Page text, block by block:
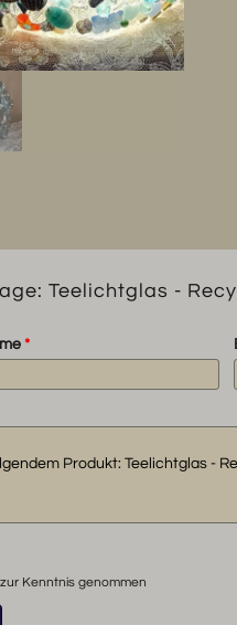
Teelichtglas -
*
zur Kenntnis genommen